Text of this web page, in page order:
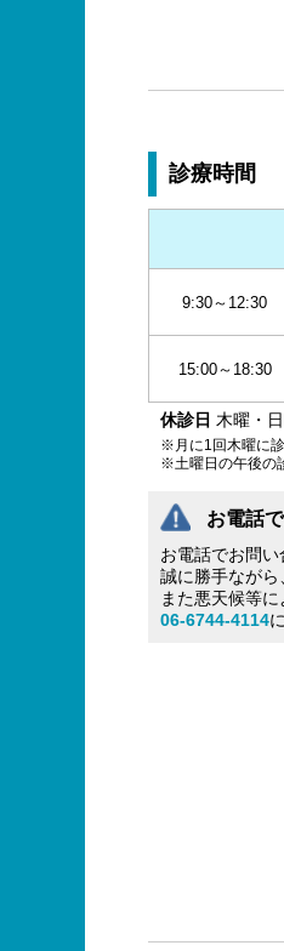
診療時間
休診日 木曜・
※月に1回木曜に診
※土曜日の午後の
9:30～12:30
15:00～18:30
お電話
お電話でお問
誠に勝手ながら
また悪天候等
06-6744-4114